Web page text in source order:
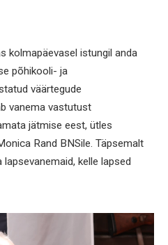
kolmapäevasel istungil anda
põhikooli- ja
väärtegude
vanema vastutust
jätmise eest, ütles
Rand BNSile. Täpsemalt
kelle lapsed